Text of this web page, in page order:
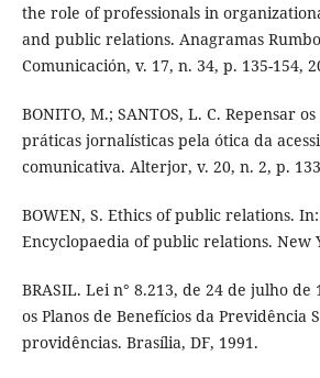
the role of professionals in
and public relations. Anagramas
Comunicación, v. 17, n. 34, p. 135-154,
BONITO, M.; SANTOS, L. C. Repensar
práticas jornalísticas pela ótica da
comunicativa. Alterjor, v. 20, n. 2, p.
BOWEN, S. Ethics of public relations.
Encyclopaedia of public relations. New
BRASIL. Lei n° 8.213, de 24 de julho de
os Planos de Benefícios da Previdência
providências. Brasília, DF, 1991.